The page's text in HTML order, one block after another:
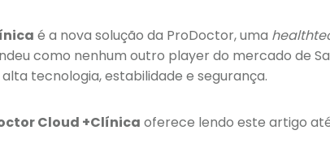
é a nova solução da ProDoctor, uma
como nenhum outro player do mercado de
tecnologia, estabilidade e segurança.
Cloud +Clínica oferece lendo este artigo